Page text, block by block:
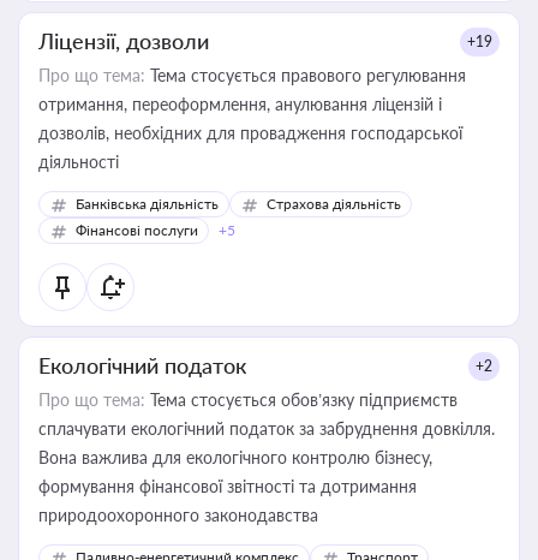
Ліцензії, дозволи +19
Про що тема: Тема стосується правового регулювання
отримання, переоформлення, анулювання ліцензій і
дозволів, необхідних для провадження господарської
діяльності
Банківська діяльність
Страхова діяльність
Фінансові послуги
+5
Екологічний податок +2
Про що тема: Тема стосується обов’язку підприємств
сплачувати екологічний податок за забруднення довкілля.
Вона важлива для екологічного контролю бізнесу,
формування фінансової звітності та дотримання
природоохоронного законодавства